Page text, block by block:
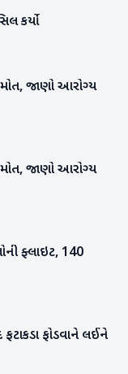
કર્યો
મોત, જાણો આરોગ્ય
મોત, જાણો આરોગ્ય
ફ્લાઇટ, 140
ફોડવાને લઈને